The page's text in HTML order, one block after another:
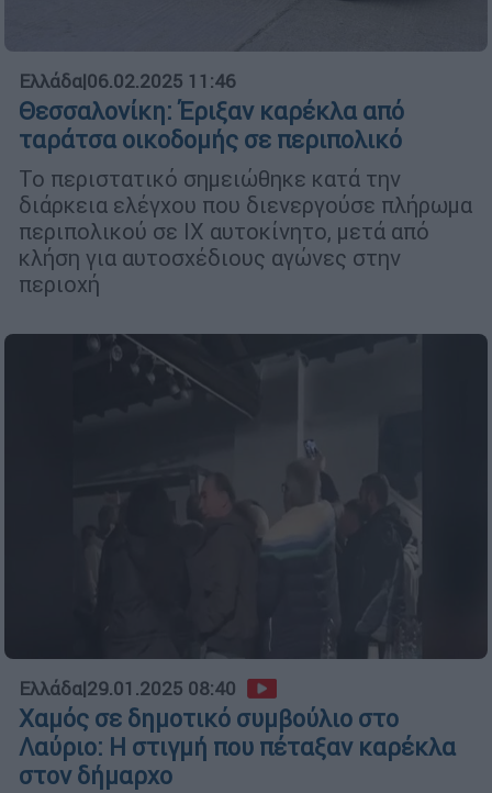
Ελλάδα|06.02.2025 11:46
Θεσσαλονίκη: Έριξαν καρέκλα από
ταράτσα οικοδομής σε περιπολικό
Το περιστατικό σημειώθηκε κατά την
διάρκεια ελέγχου που διενεργούσε πλήρωμα
περιπολικού σε ΙΧ αυτοκίνητο, μετά από
κλήση για αυτοσχέδιους αγώνες στην
περιοχή
Ελλάδα|29.01.2025 08:40
Χαμός σε δημοτικό συμβούλιο στο
Λαύριο: Η στιγμή που πέταξαν καρέκλα
στον δήμαρχο